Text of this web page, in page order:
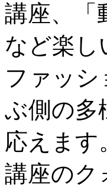
講座、「
など楽し
ファッシ
ぶ側の多
応えます
講座のク